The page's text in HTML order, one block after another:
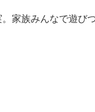
家族みんなで遊び